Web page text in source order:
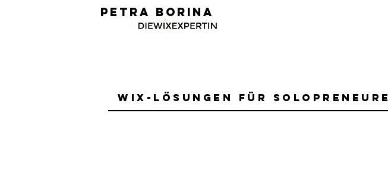
PETRA BORINA
Wix-Lösungen für Solopreneure